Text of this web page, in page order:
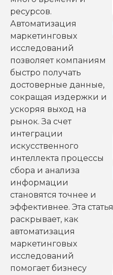
ресурсов.
Автоматизация
маркетинговых
исследований
позволяет компаниям
быстро получать
достоверные данные,
сокращая издержки и
ускоряя выход на
рынок. За счет
интеграции
искусственного
интеллекта процессы
сбора и анализа
информации
становятся точнее и
эффективнее. Эта статья
раскрывает, как
автоматизация
маркетинговых
исследований
помогает бизнесу